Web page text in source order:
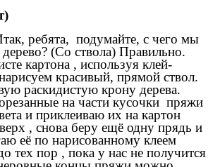
ребята, подумайте, с чего мы
(Со ствола) Правильно.
картона , используя клей-
красивый, прямой ствол.
раскидистую крону дерева.
на части кусочки пряжи
и приклеиваю их на картон
, снова беру ещё одну прядь и
её по нарисованному клеем
тех пор , пока у нас не получится